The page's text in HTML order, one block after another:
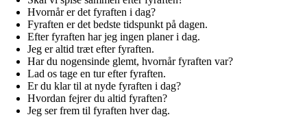
Hvornår er det fyraften i dag?
Fyraften er det bedste tidspunkt på dagen.
Efter fyraften har jeg ingen planer i dag.
Jeg er altid træt efter fyraften.
Har du nogensinde glemt, hvornår fyraften var?
Lad os tage en tur efter fyraften.
Er du klar til at nyde fyraften i dag?
Hvordan fejrer du altid fyraften?
Jeg ser frem til fyraften hver dag.